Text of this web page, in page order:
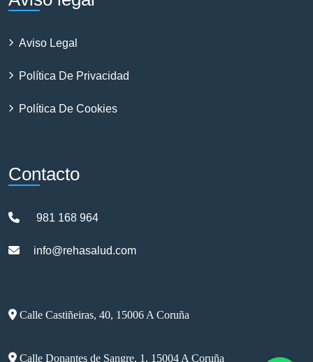
Aviso Legal
Política De Privacidad
Política De Cookies
Contacto
981 168 964
info@rehasalud.com
Calle Castiñeiras, 40, 15006 A Coruña
Calle Donantes de Sangre, 1, 15004 A Coruña